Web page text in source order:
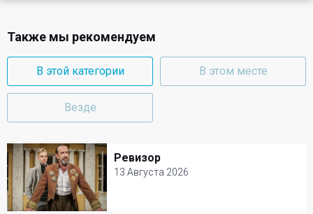
Также мы рекомендуем
В этой категории В этом месте
Везде
Ревизор
13 Августа 2026
Ревизор
13 Августа 2026